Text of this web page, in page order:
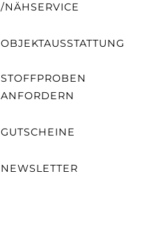
NÄHSERVICE
OBJEKTAUSSTATTUNG
STOFFPROBEN
ANFORDERN
GUTSCHEINE
NEWSLETTER